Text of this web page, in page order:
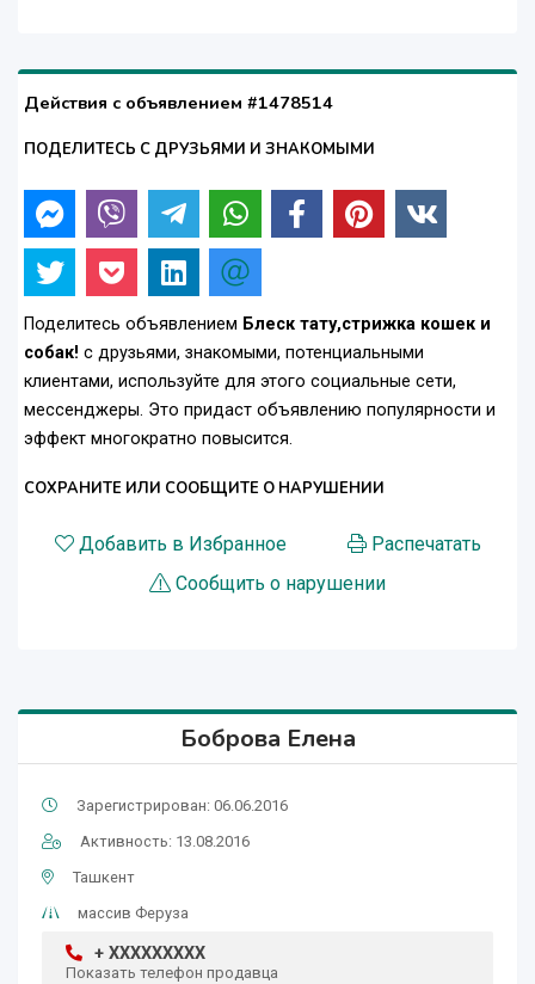
Действия с объявлением #1478514
ПОДЕЛИТЕСЬ С ДРУЗЬЯМИ И ЗНАКОМЫМИ
Поделитесь объявлением Блеск тату,cтрижка кошек и
собак! с друзьями, знакомыми, потенциальными
клиентами, используйте для этого социальные сети,
мессенджеры. Это придаст объявлению популярности и
эффект многократно повысится.
СОХРАНИТЕ ИЛИ СООБЩИТЕ О НАРУШЕНИИ
Добавить в Избранное
Распечатать
Сообщить о нарушении
Боброва Елена
Зарегистрирован: 06.06.2016
Активность: 13.08.2016
Ташкент
массив Феруза
+ XXXXXXXXX
Показать телефон продавца